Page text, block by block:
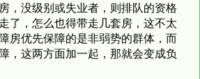
，没级别或失业者，则排队的资格
了，怎么也得带走几套房，这不太
房优先保障的是非弱势的群体，而
，这两方面加一起，那就会变成负